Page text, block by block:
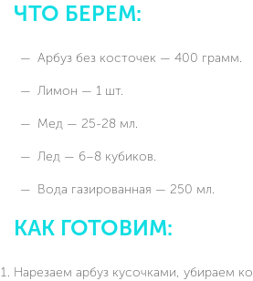
ЧТО БЕРЕМ:
Арбуз без косточек — 400 грамм.
Лимон — 1 шт.
Мед — 25-28 мл.
Лед — 6–8 кубиков.
Вода газированная — 250 мл.
КАК ГОТОВИМ:
Нарезаем арбуз кусочками, убираем